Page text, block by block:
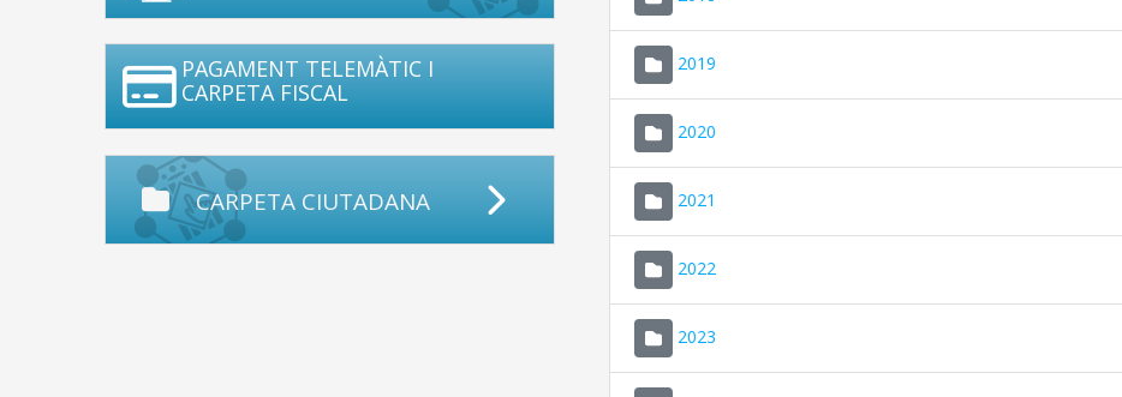
PAGAMENT TELEMÀTIC I
CARPETA FISCAL
CARPETA CIUTADANA
2019
2020
2021
2022
2023